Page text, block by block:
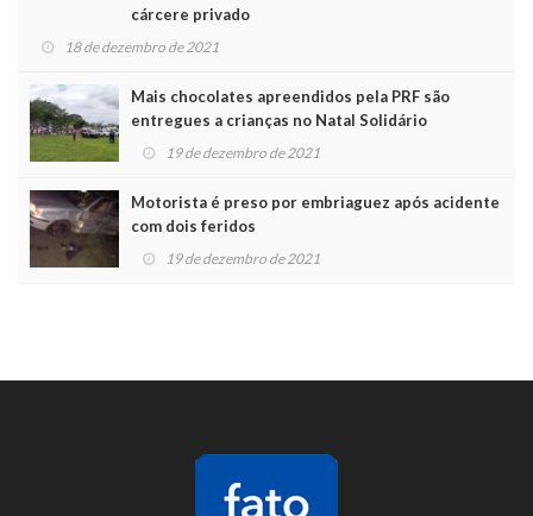
cárcere privado
18 de dezembro de 2021
Mais chocolates apreendidos pela PRF são
entregues a crianças no Natal Solidário
19 de dezembro de 2021
Motorista é preso por embriaguez após acidente
com dois feridos
19 de dezembro de 2021